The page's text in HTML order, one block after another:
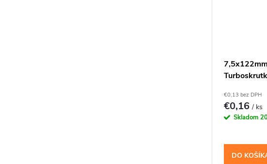
7,5x122mm
TX30
€0,13 bez DPH
€0,16/ ks
Skladom
DO